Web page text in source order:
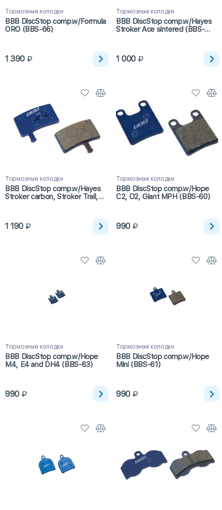
Тормозные колодки
BBB DiscStop comp.w/Formula
ORO (BBS-66)
1 390
Тормозные колодки
BBB DiscStop comp.w/Hayes
Stroker Ace sintered (BBS-
1 000
Тормозные колодки
BBB DiscStop comp.w/Hayes
Stroker carbon, Stroker Trail,
1 190
Тормозные колодки
BBB DiscStop comp.w/Hope
C2, O2, Giant MPH (BBS-60)
990
Тормозные колодки
BBB DiscStop comp.w/Hope
M4, E4 and DH4 (BBS-63)
990
Тормозные колодки
BBB DiscStop comp.w/Hope
Mini (BBS-61)
990